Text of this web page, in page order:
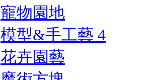
寵物園地
模型&手工藝 4
花卉園藝